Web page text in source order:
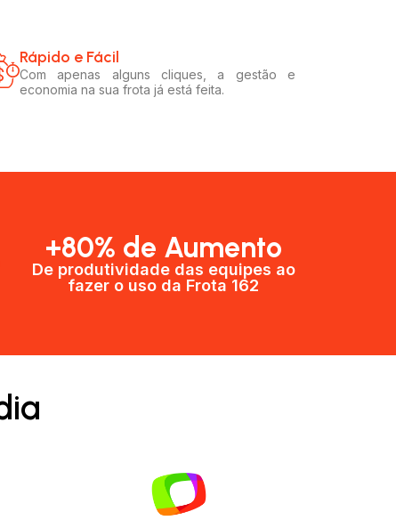
Rápido e Fácil​
Com apenas alguns cliques, a gestão e
economia na sua frota já está feita.
+80% de Aumento
De produtividade das equipes ao
fazer o uso da Frota 162​